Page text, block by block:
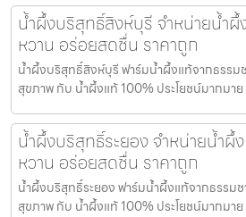
น้ำผึ้งบริสุทธิ์สิงห์บุรี จำหน่ายน้ำ
หวาน อร่อยสดชื่น ราคาถูก
น้ำผึ้งบริสุทธิ์สิงห์บุรี ฟาร์มน้ำผึ้งแท้จากธรรม
สุขภาพ กับ น้ำผึ้งแท้ 100% ประโยชน์มากมา
น้ำผึ้งบริสุทธิ์ระยอง จำหน่ายน้ำผึ้
หวาน อร่อยสดชื่น ราคาถูก
น้ำผึ้งบริสุทธิ์ระยอง ฟาร์มน้ำผึ้งแท้จากธรรม
สุขภาพ กับ น้ำผึ้งแท้ 100% ประโยชน์มากมาย